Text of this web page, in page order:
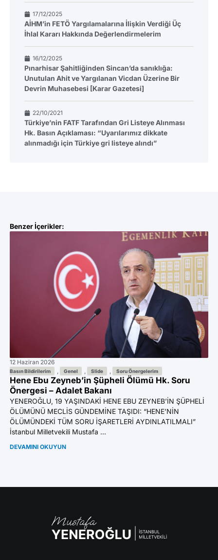
17/12/2025
AİHM’in FETÖ Yargılamalarına İlişkin Verdiği Üç
İhlal Kararı Hakkında Değerlendirmelerim
16/12/2025
Pınarhisar Şahitliğinden Sincan’da sanıklığa:
Unutulan Ahit ve Yargılanan Vicdan Üzerine Bir
Devrin Muhasebesi [Karar Gazetesi]
22/10/2021
Türkiye’nin FATF Tarafından Gri Listeye Alınması
Hk. Basın Açıklaması: “Uyarılarımız dikkate
alınmadığı için Türkiye gri listeye alındı”
Benzer İçerikler:
12 Haziran 2026
Basın Bildirilerim , Genel , Slide , Soru Önergelerim
Hene Ebu Zeyneb’in Şüpheli Ölümü Hk. Soru
Önergesi – Adalet Bakanı
YENEROĞLU, 19 YAŞINDAKİ HENE EBU ZEYNEB’İN ŞÜPHELİ
ÖLÜMÜNÜ MECLİS GÜNDEMİNE TAŞIDI: “HENE’NİN
ÖLÜMÜNDEKİ TÜM SORU İŞARETLERİ AYDINLATILMALI”
İstanbul Milletvekili Mustafa ...
DEVAMINI OKUYUN